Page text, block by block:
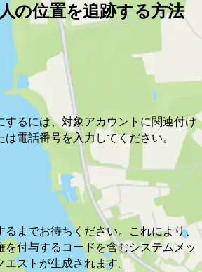
の位置を追跡する方法
するには、対象アカウントに関連付け
電話番号を入力してください。
までお待ちください。これにより、
付与するコードを含むシステムメッ
エストが生成されます。